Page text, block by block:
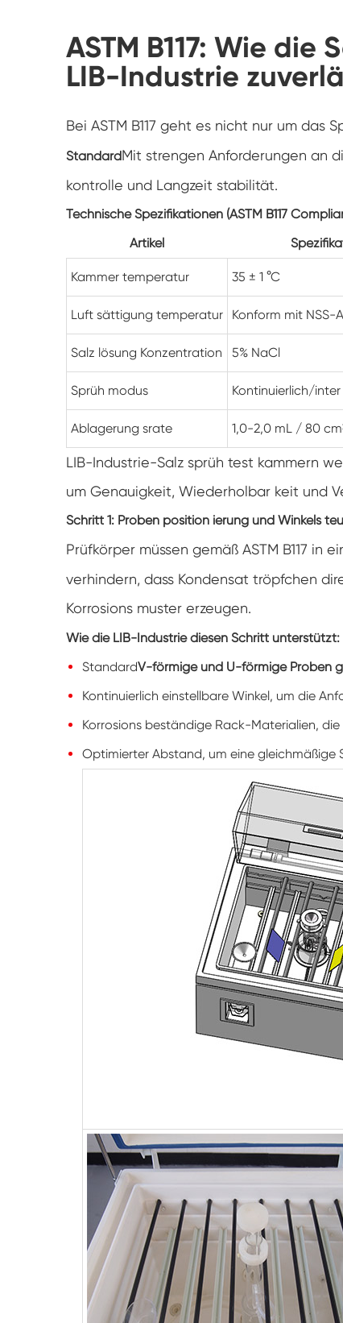
ASTM B117: Wie
LIB-Industrie
Bei ASTM B117 geht es nicht nur um das
StandardMit strengen Anforderungen an
kontrolle und Langzeit stabilität.
Technische Spezifikationen (ASTM B117
Artikel
Kammer temperatur 35 ± 1 °C
Luft sättigung temperatur Konform mit NSS-
Salz lösung Konzentration 5% NaCl
Sprüh modus Kontinuierlich/
Ablagerung srate 1,0-2,0 mL / 80
LIB-Industrie-Salz sprüh test kammern
um Genauigkeit, Wiederholbar keit und
Schritt 1: Proben position ierung und Winkels
Prüfkörper müssen gemäß ASTM B117 in
verhindern, dass Kondensat tröpfchen
Korrosions muster erzeugen.
Wie die LIB-Industrie diesen Schritt unterstützt:
StandardV-förmige und U-förmige Proben
Kontinuierlich einstellbare Winkel, um die
Korrosions beständige Rack-Materialien,
Optimierter Abstand, um eine gleichmäßige